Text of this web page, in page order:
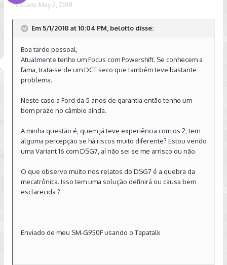
Postado May 2, 2018
Em 5/1/2018 at 10:04 PM, belotto disse:
Boa tarde pessoal,
Atualmente tenho um Focus com Powershift. Se conhecem a
fama, trata-se de um DCT seco que também teve bastante
problema.
Neste caso a Ford da 5 anos de garantia então tenho um
bom prazo no câmbio ainda.
A minha questão é, quem já teve experiência com os 2, tem
alguma percepção se há riscos muito diferente? Estou vendo
uma Variant 16 com DSG7, aí não sei se me arrisco ou não.
O que observo muito nos relatos do DSG7 é a quebra da
mecatrônica. Isso tem uma solução definirá ou causa bem
esclarecida ?
Enviado de meu SM-G950F usando o Tapatalk